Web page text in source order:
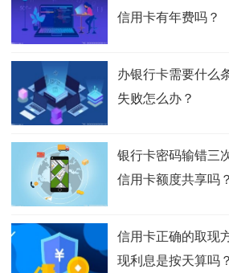
信用卡有年费吗？
办银行卡需要什么
失败怎么办？
银行卡密码输错三
信用卡额度共享吗？
信用卡正确的取现
现利息是按天算吗？